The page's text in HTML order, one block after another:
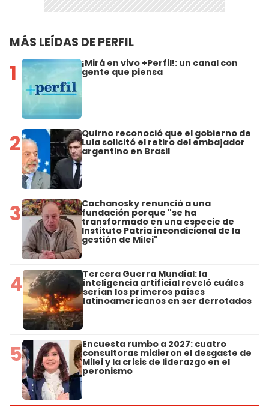
MÁS LEÍDAS DE PERFIL
1 ¡Mirá en vivo +Perfil!: un canal con
gente que piensa
2 Quirno reconoció que el gobierno de
Lula solicitó el retiro del embajador
argentino en Brasil
3 Cachanosky renunció a una
fundación porque "se ha
transformado en una especie de
Instituto Patria incondicional de la
gestión de Milei"
4 Tercera Guerra Mundial: la
inteligencia artificial reveló cuáles
serían los primeros países
latinoamericanos en ser derrotados
5 Encuesta rumbo a 2027: cuatro
consultoras midieron el desgaste de
Milei y la crisis de liderazgo en el
peronismo